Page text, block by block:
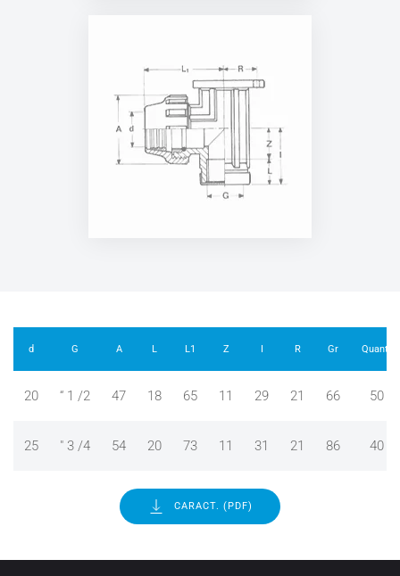
d G A L L1 Z I R Gr Quant.
20 “ 1 /2 47 18 65 11 29 21 66 50
25 " 3 /4 54 20 73 11 31 21 86 40
CARACT. (PDF)